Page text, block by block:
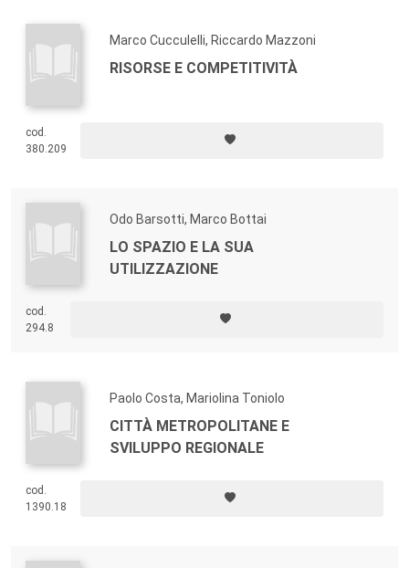
Marco Cucculelli, Riccardo Mazzoni
RISORSE E COMPETITIVITÀ
cod.
380.209
Odo Barsotti, Marco Bottai
LO SPAZIO E LA SUA
UTILIZZAZIONE
cod.
294.8
Paolo Costa, Mariolina Toniolo
CITTÀ METROPOLITANE E
SVILUPPO REGIONALE
cod.
1390.18